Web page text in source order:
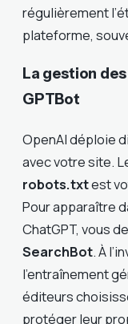
régulièrement
plateforme,
La gestion
GPTBot
OpenAI déploie
avec votre site.
robots.txtest
Pour apparaître
ChatGPT, vous
SearchBot. À
l’entraînement
éditeurs
protéger leur